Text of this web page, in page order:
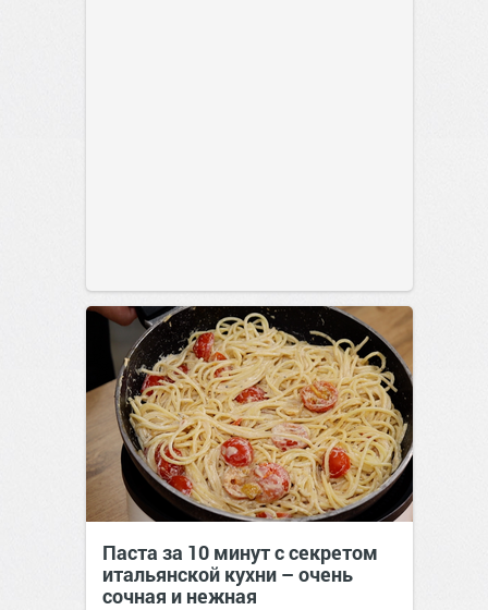
Паста за 10 минут с секретом
итальянской кухни – очень
сочная и нежная